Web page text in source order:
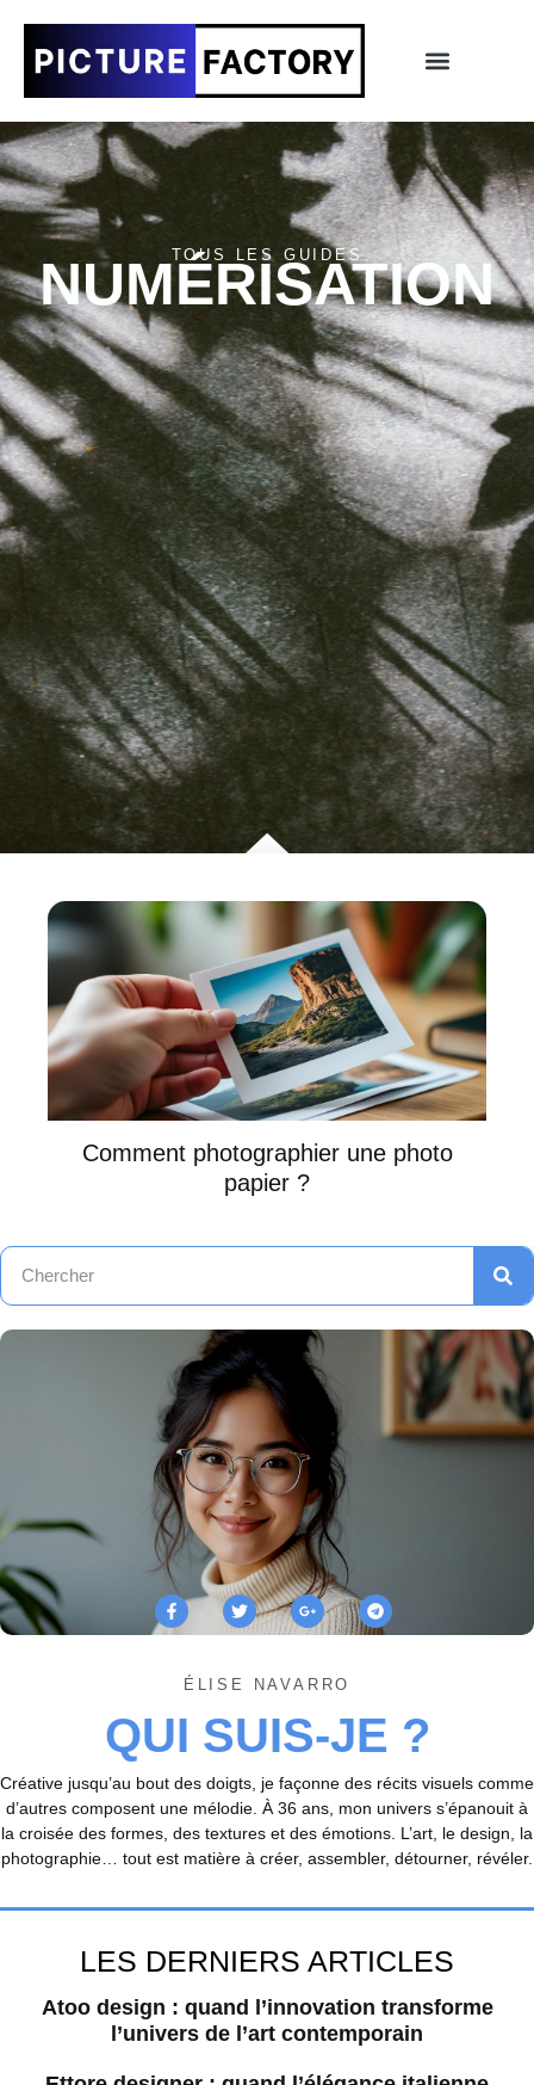
TOUS LES GUIDES
NUMÉRISATION
Comment photographier une photo
papier ?
ÉLISE NAVARRO
QUI SUIS-JE ?
Créative jusqu’au bout des doigts, je façonne des récits visuels comme
d’autres composent une mélodie. À 36 ans, mon univers s’épanouit à
la croisée des formes, des textures et des émotions. L’art, le design, la
photographie… tout est matière à créer, assembler, détourner, révéler.
LES DERNIERS ARTICLES
Atoo design : quand l’innovation transforme
l’univers de l’art contemporain